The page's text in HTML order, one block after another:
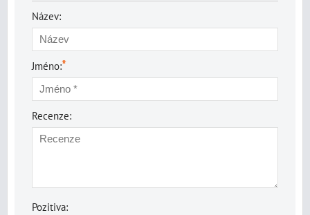
Název:
Jméno:*
Recenze:
Pozitiva: